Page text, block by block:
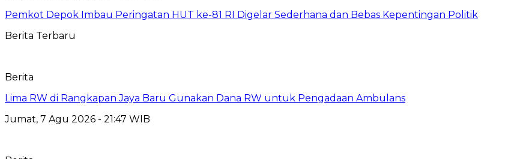
Pemkot Depok Imbau Peringatan HUT ke-81 RI Digelar Sederhana dan Bebas Kepentingan Politik
Berita Terbaru
Berita
Lima RW di Rangkapan Jaya Baru Gunakan Dana RW untuk Pengadaan Ambulans
Jumat, 7 Agu 2026 - 21:47 WIB